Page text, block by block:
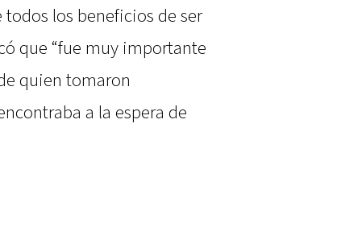
los beneficios de ser
que “fue muy importante
quien tomaron
a la espera de